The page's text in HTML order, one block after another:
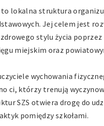
to lokalna struktura
Jej celem jest
stylu życia poprzez
miejskim oraz
wychowania
ci, którzy trenują
SZS otwiera drogę do
pomiędzy szkołami.